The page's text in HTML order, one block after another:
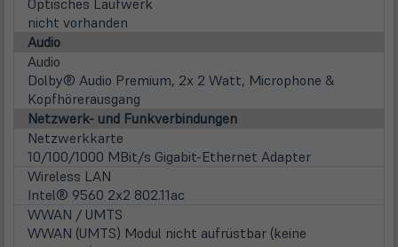
nicht vorhanden
Audio
Audio
Dolby® Audio Premium, 2x 2 Watt, Microphone &
Kopfhörerausgang
Netzwerk- und Funkverbindungen
Netzwerkkarte
10/100/1000 MBit/s Gigabit-Ethernet Adapter
Wireless LAN
Intel® 9560 2x2 802.11ac
WWAN / UMTS
WWAN (UMTS) Modul nicht aufrüstbar (keine